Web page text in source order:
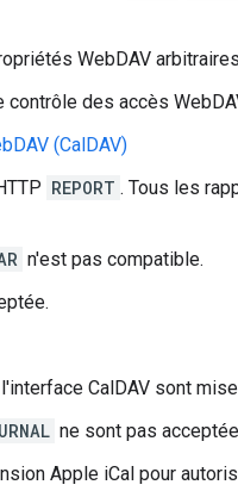
WebDAV
des accès
(CalDAV)
REPORT . Tous les
n'est pas compatible.
CalDAV sont
ne sont pas
Apple iCal pour